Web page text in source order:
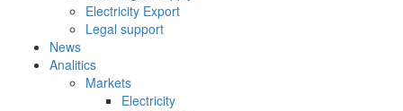
Electricity Export
Legal support
News
Analitics
Markets
Electricity